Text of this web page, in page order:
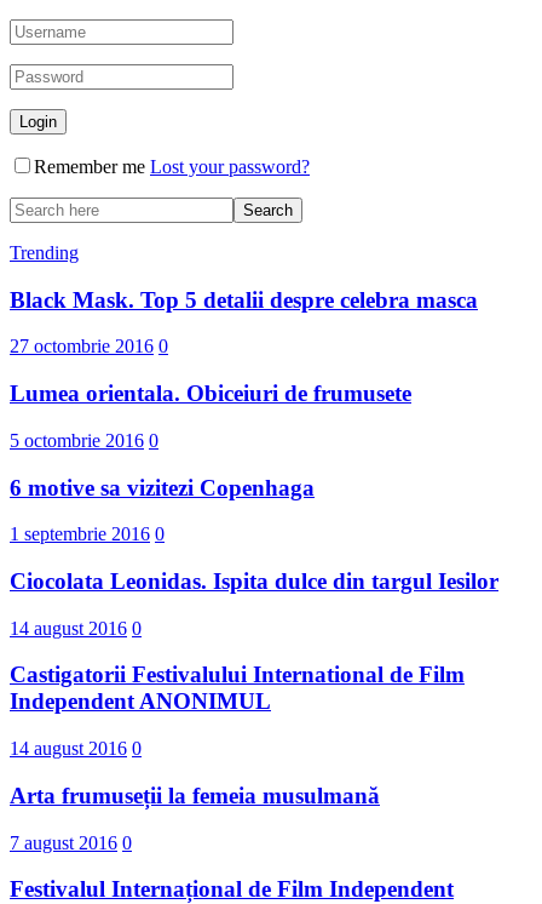
Remember me Lost your password?
Trending
Black Mask. Top 5 detalii despre celebra masca
27 octombrie 2016 0
Lumea orientala. Obiceiuri de frumusete
5 octombrie 2016 0
6 motive sa vizitezi Copenhaga
1 septembrie 2016 0
Ciocolata Leonidas. Ispita dulce din targul Iesilor
14 august 2016 0
Castigatorii Festivalului International d​e Film
Independent ANONIMUL
14 august 2016 0
Arta frumuseții la femeia musulmană
7 august 2016 0
Festivalul Internațional de Film Independent